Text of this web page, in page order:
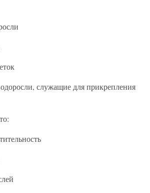
служащие для прикрепления